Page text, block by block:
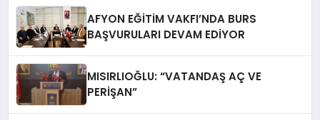
AFYON EĞİTİM VAKFI’NDA BURS
BAŞVURULARI DEVAM EDİYOR
MISIRLIOĞLU: “VATANDAŞ AÇ VE
PERİŞAN”